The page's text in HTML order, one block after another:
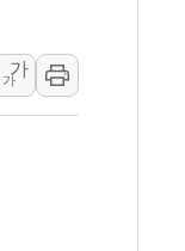
혹 소명" 요구
상 가능성 낮아지며
전망 우세
이스라엘·이란 위협
상 '올스톱'… 美 해상
가
가